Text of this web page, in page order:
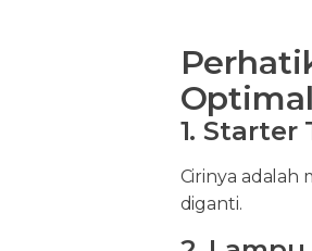
1. Starter
Cirinya adalah
diganti.